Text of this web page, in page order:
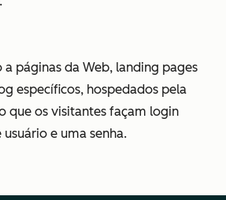
a páginas da Web, landing pages
específicos, hospedados pela
que os visitantes façam login
e uma senha.